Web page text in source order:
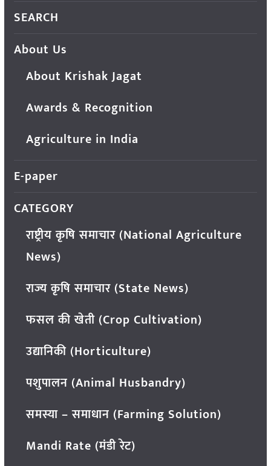
SEARCH
About Us
About Krishak Jagat
Awards & Recognition
Agriculture in India
E-paper
CATEGORY
राष्ट्रीय कृषि समाचार (National Agriculture
News)
राज्य कृषि समाचार (State News)
फसल की खेती (Crop Cultivation)
उद्यानिकी (Horticulture)
पशुपालन (Animal Husbandry)
समस्या – समाधान (Farming Solution)
Mandi Rate (मंडी रेट)